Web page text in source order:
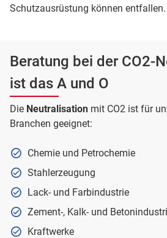
Schutzausrüstung können entfallen.
Beratung bei der CO2-
ist das A und O
Die Neutralisation mit CO2 ist für
Branchen geeignet:
Chemie und Petrochemie
Stahlerzeugung
Lack- und Farbindustrie
Zement-, Kalk- und
Kraftwerke